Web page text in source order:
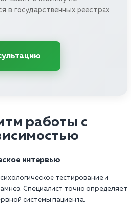
в государственных реестрах
работы с
интервью
тестирование и
Специалист точно определяет
системы пациента.